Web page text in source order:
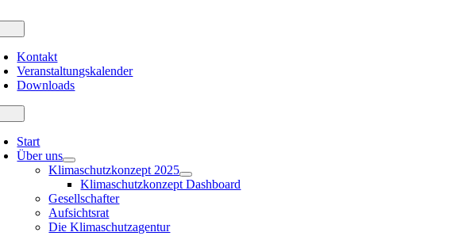
Inhalt
springen
Kontakt
Veranstaltungskalender
Downloads
Start
Über uns
Klimaschutzkonzept 2025
Klimaschutzkonzept Dashboard
Gesellschafter
Aufsichtsrat
Die Klimaschutzagentur